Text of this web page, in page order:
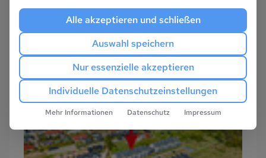
Alle akzeptieren und schließen
Auswahl speichern
Nur essenzielle akzeptieren
Individuelle Datenschutzeinstellungen
Mehr Informationen Datenschutz Impressum